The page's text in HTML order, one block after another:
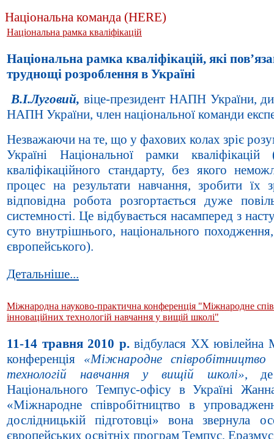
Національна команда (HERE)
Національна рамка кваліфікацій
Національна рамка кваліфікацій, які
труднощі розроблення в Україні
В.І.Луговий, віце-президент НАПН України,
НАПН України, член національної команди
Незважаючи на те, що у фахових колах зріє
Україні Національної рамки
кваліфікаційного стандарту, без якого
процес на результати навчання, зробити їх
відповідна робота розгортається дуже
системності. Це відбувається насамперед з
суто внутрішнього, національного
європейського).
Детальніше...
Міжнародна науково-практична конференція "Міжнародне
інноваційних технологій навчання у вищій школі"
11-14 травня 2010 р.відбулася ХХ ювілейна
конференція «Міжнародне співробітництво
технологій навчання у вищій школі», де
Національного Темпус-офісу в Україні
«Міжнародне співробітництво в
дослідницькій підготовці» вона звернула
європейських освітніх програм Темпус,